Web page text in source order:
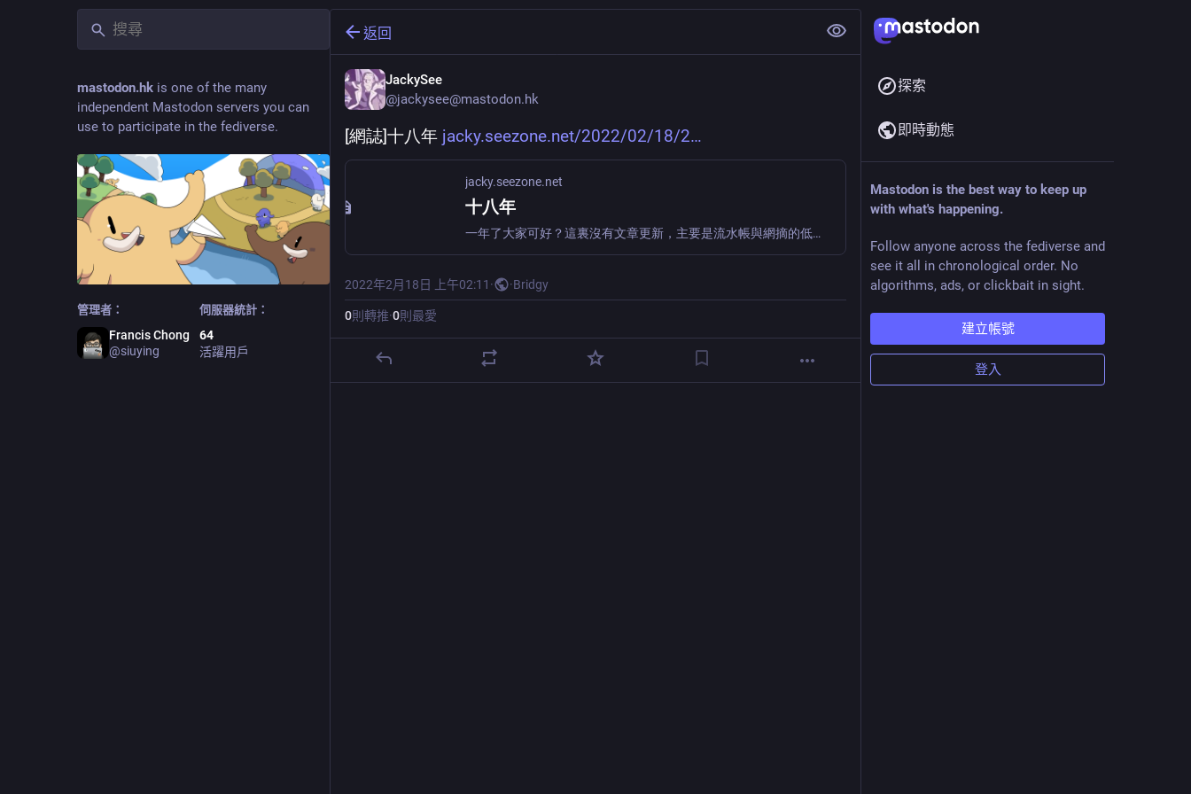
mastodon.hk is one of the many
independent Mastodon servers you can
use to participate in the fediverse.
管理者：
Francis Chong
@siuying
伺服器統計：
64
活躍用戶
返回
JackySee
@jackysee@mastodon.hk
[網誌]十八年 jacky.seezone.net/2022/02/18/2
jacky.seezone.net
十八年
一年了大家可好？這裏沒有文章更新，主要是流水帳與網摘的低度運作。書還是有讀，只是筆記需要正正經經寫，而疫情加上心情，總是覺得很難提筆。看著環境漸變，老實說每天心情實在很不爽，這是所謂咬緊牙關、鬥長命時期，心態需要調整。2022開始時大家都如常希望新一年更好，但到目前為止都可能是更差。 或者應該更stoic，著眼與可改變之事。
2022年2月18日 上午02:11 · ·Bridgy
0則轉推·0則最愛
探索
即時動態
Mastodon is the best way to keep up
with what's happening.
Follow anyone across the fediverse and
see it all in chronological order. No
algorithms, ads, or clickbait in sight.
建立帳號
登入